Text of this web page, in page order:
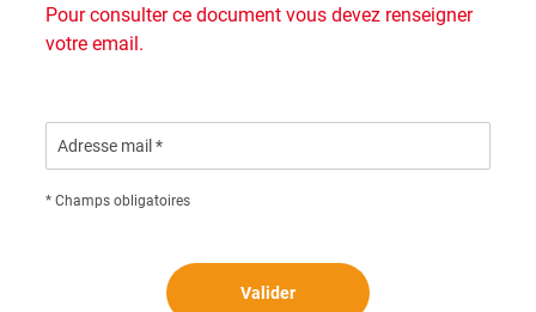
Pour consulter ce document vous devez renseigner
votre email.
Adresse mail *
* Champs obligatoires
Valider